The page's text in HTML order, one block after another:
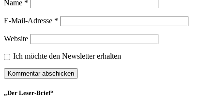
Name *
E-Mail-Adresse *
Website
Ich möchte den Newsletter erhalten
„Der Leser-Brief“